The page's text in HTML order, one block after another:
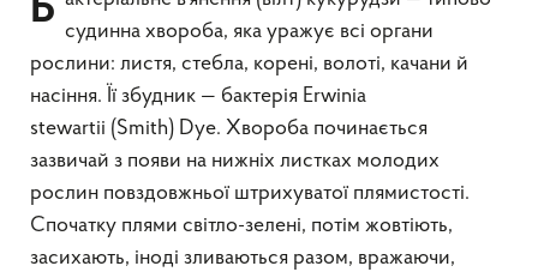
Бактеріальне в’янення (вілт) кукурудзи — типово судинна хвороба, яка уражує всі органи
рослини: листя, стебла, корені, волоті, качани й
насіння. Її збудник — бактерія Erwinia
stewartii (Smith) Dye. Хвороба починається
зазвичай з появи на нижніх листках молодих
рослин повздовжньої штрихуватої плямистості.
Спочатку плями світло-зелені, потім жовтіють,
засихають, іноді зливаються разом, вражаючи,